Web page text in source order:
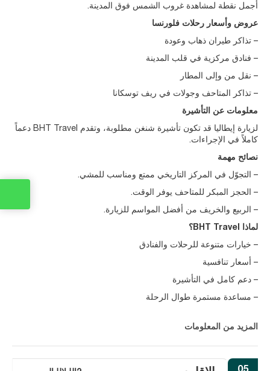
أجمل نقطة لمشاهدة غروب الشمس فوق المدينة.
عروض وأسعار رحلات فلورنسا
– تذاكر طيران ذهاب وعودة
– فنادق مركزية في قلب المدينة
– نقل من وإلى المطار
– تذاكر المتاحف وجولات في ريف توسكانا
معلومات عن التأشيرة
لزيارة إيطاليا قد تكون تأشيرة شنغن مطلوبة، وتقدم BHT Travel دعماً
كاملاً في الإجراءات.
نصائح مهمة
– التجوّل في المركز التاريخي ممتع ومناسب للمشي.
– الحجز المبكر للمتاحف يوفر الوقت.
– الربيع والخريف من أفضل المواسم للزيارة.
لماذا BHT Travel؟
– خيارات متنوعة للرحلات والفنادق
– أسعار تنافسية
– دعم كامل في التأشيرة
– مساعدة مستمرة طوال الرحلة
المزيد من المعلومات